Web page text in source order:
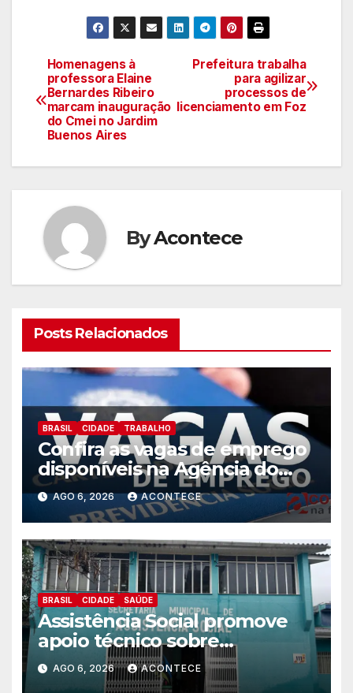
Navegação
de
artigos
Prefeitura trabalha
para agilizar
processos de
licenciamento em Foz
Homenagens à
professora Elaine
Bernardes Ribeiro
marcam inauguração
do Cmei no Jardim
Buenos Aires
ByAcontece
Posts Relacionados
BRASIL CIDADE TRABALHO
Confira as vagas de emprego
disponíveis na Agência do
Trabalhador
AGO 6, 2026 ACONTECE
BRASIL CIDADE SAÚDE
Assistência Social promove
apoio técnico sobre
preparação e resposta a
situações de emergência e
AGO 6, 2026 ACONTECE